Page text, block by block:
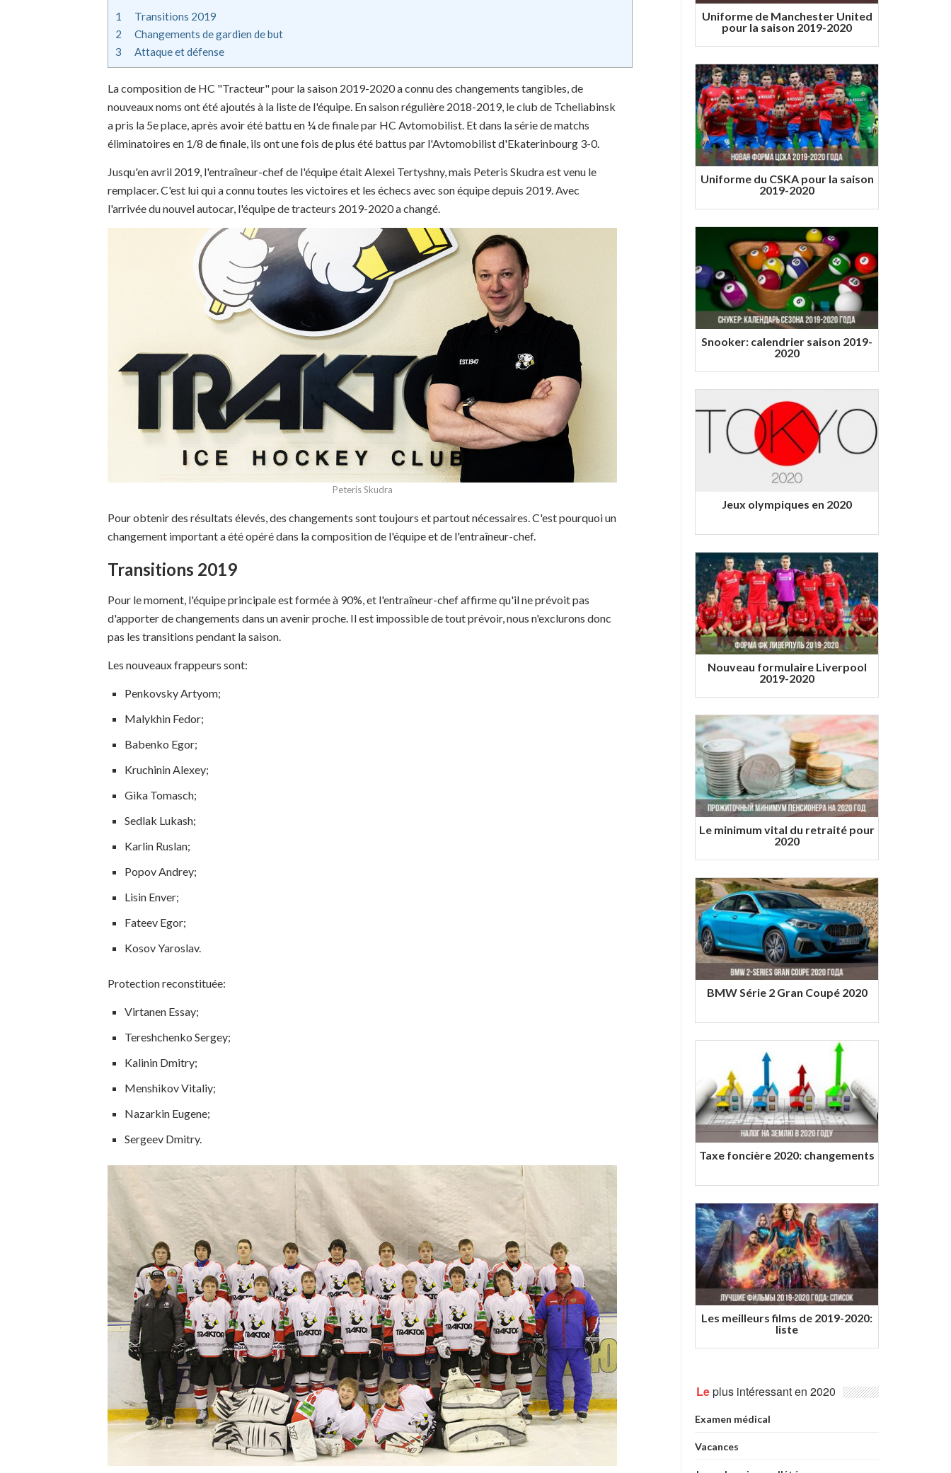
1
Transitions 2019
2
Changements de gardien de but
3
Attaque et défense
La composition de HC "Tracteur" pour la saison 2019-2020 a connu des changements tangibles, de
nouveaux noms ont été ajoutés à la liste de l'équipe. En saison régulière 2018-2019, le club de Tcheliabinsk
a pris la 5e place, après avoir été battu en ¼ de finale par HC Avtomobilist. Et dans la série de matchs
éliminatoires en 1/8 de finale, ils ont une fois de plus été battus par l'Avtomobilist d'Ekaterinbourg 3-0.
Jusqu'en avril 2019, l'entraîneur-chef de l'équipe était Alexei Tertyshny, mais Peteris Skudra est venu le
remplacer. C'est lui qui a connu toutes les victoires et les échecs avec son équipe depuis 2019. Avec
l'arrivée du nouvel autocar, l'équipe de tracteurs 2019-2020 a changé.
Peteris Skudra
Pour obtenir des résultats élevés, des changements sont toujours et partout nécessaires. C'est pourquoi un
changement important a été opéré dans la composition de l'équipe et de l'entraîneur-chef.
Transitions 2019
Pour le moment, l'équipe principale est formée à 90%, et l'entraîneur-chef affirme qu'il ne prévoit pas
d'apporter de changements dans un avenir proche. Il est impossible de tout prévoir, nous n'exclurons donc
pas les transitions pendant la saison.
Les nouveaux frappeurs sont:
Penkovsky Artyom;
Malykhin Fedor;
Babenko Egor;
Kruchinin Alexey;
Gika Tomasch;
Sedlak Lukash;
Karlin Ruslan;
Popov Andrey;
Lisin Enver;
Fateev Egor;
Kosov Yaroslav.
Protection reconstituée:
Virtanen Essay;
Tereshchenko Sergey;
Kalinin Dmitry;
Menshikov Vitaliy;
Nazarkin Eugene;
Sergeev Dmitry.
Uniforme de Manchester United
pour la saison 2019-2020
Uniforme du CSKA pour la saison
2019-2020
Snooker: calendrier saison 2019-
2020
Jeux olympiques en 2020
Nouveau formulaire Liverpool
2019-2020
Le minimum vital du retraité pour
2020
BMW Série 2 Gran Coupé 2020
Taxe foncière 2020: changements
Les meilleurs films de 2019-2020:
liste
Leplus intéressant en 2020
Examen médical
Vacances